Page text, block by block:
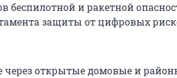
и ракетной
защиты от цифровых
через открытые домовые и